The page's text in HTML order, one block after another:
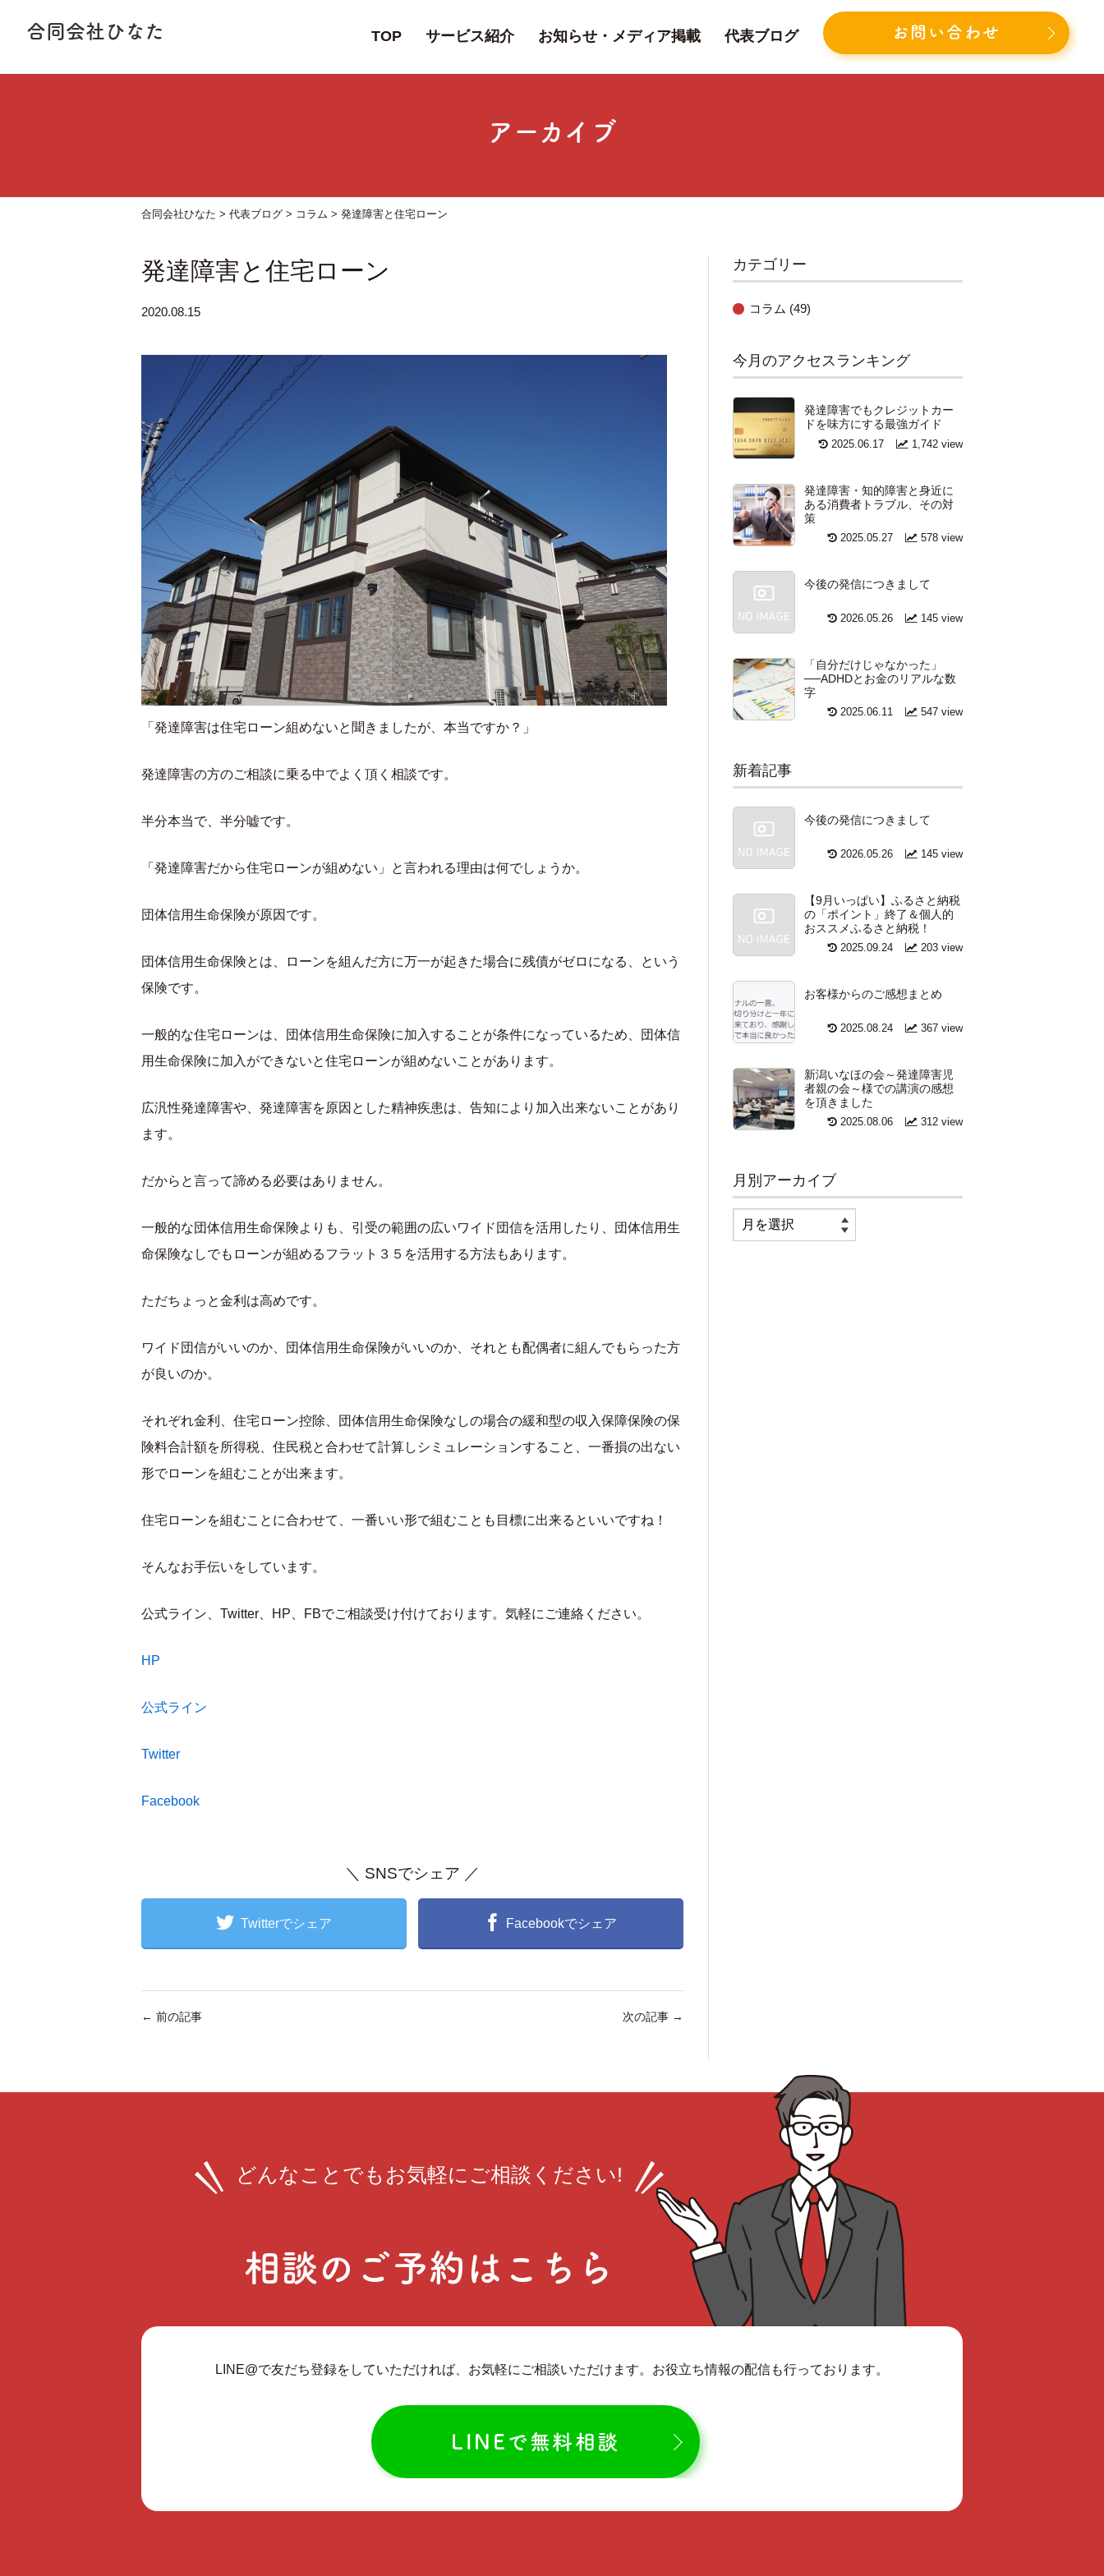
合同会社ひなた TOP サービス紹介 お知らせ・メディア掲載 代表ブログ お問い合わせ
アーカイブ
合同会社ひなた > 代表ブログ > コラム > 発達障害と住宅ローン
発達障害と住宅ローン
2020.08.15
「発達障害は住宅ローン組めないと聞きましたが、本当ですか？」
発達障害の方のご相談に乗る中でよく頂く相談です。
半分本当で、半分嘘です。
「発達障害だから住宅ローンが組めない」と言われる理由は何でしょうか。
団体信用生命保険が原因です。
団体信用生命保険とは、ローンを組んだ方に万一が起きた場合に残債がゼロになる、という
保険です。
一般的な住宅ローンは、団体信用生命保険に加入することが条件になっているため、団体信
用生命保険に加入ができないと住宅ローンが組めないことがあります。
広汎性発達障害や、発達障害を原因とした精神疾患は、告知により加入出来ないことがあり
ます。
だからと言って諦める必要はありません。
一般的な団体信用生命保険よりも、引受の範囲の広いワイド団信を活用したり、団体信用生
命保険なしでもローンが組めるフラット３５を活用する方法もあります。
ただちょっと金利は高めです。
ワイド団信がいいのか、団体信用生命保険がいいのか、それとも配偶者に組んでもらった方
が良いのか。
それぞれ金利、住宅ローン控除、団体信用生命保険なしの場合の緩和型の収入保障保険の保
険料合計額を所得税、住民税と合わせて計算しシミュレーションすること、一番損の出ない
形でローンを組むことが出来ます。
住宅ローンを組むことに合わせて、一番いい形で組むことも目標に出来るといいですね！
そんなお手伝いをしています。
公式ライン、Twitter、HP、FBでご相談受け付けております。気軽にご連絡ください。
HP
公式ライン
Twitter
Facebook
＼ SNSでシェア ／
Twitterでシェア Facebookでシェア
← 前の記事 次の記事 →
カテゴリー
コラム (49)
今月のアクセスランキング
発達障害でもクレジットカー
ドを味方にする最強ガイド
1,742 view
2025.06.17
発達障害・知的障害と身近に
ある消費者トラブル、その対
策
578 view
2025.05.27
今後の発信につきまして
145 view
2026.05.26
「自分だけじゃなかった」
──ADHDとお金のリアルな数
字
547 view
2025.06.11
新着記事
今後の発信につきまして
145 view
2026.05.26
【9月いっぱい】ふるさと納税
の「ポイント」終了＆個人的
おススメふるさと納税！
203 view
2025.09.24
お客様からのご感想まとめ
367 view
2025.08.24
新潟いなほの会～発達障害児
者親の会～様での講演の感想
を頂きました
312 view
2025.08.06
月別アーカイブ
どんなことでも お気軽にご相談ください!
相談のご予約はこちら
LINE@で友だち登録をしていただければ、お気軽にご相談いただけます。お役立ち情報の配信も行っております。
LINEで無料相談